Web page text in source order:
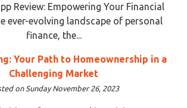
Review: Empowering Your Financial
ever-evolving landscape of personal
finance, the...
Your Path to Homeownership in a
Challenging Market
on Sunday November 26, 2023